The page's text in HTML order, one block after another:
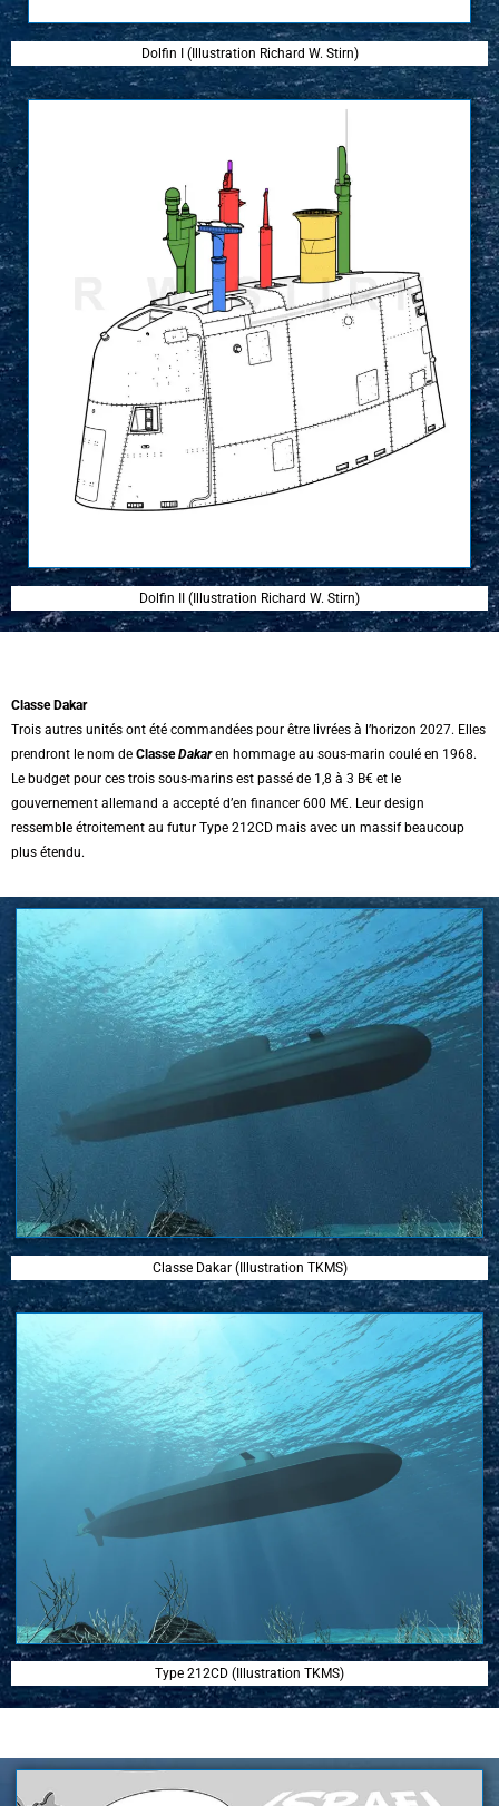
Dolfin I (Illustration Richard W. Stirn)
Dolfin II (Illustration Richard W. Stirn)
Classe Dakar
Trois autres unités ont été commandées pour être livrées à l’horizon 2027. Elles
prendront le nom de ClasseDakaren hommage au sous-marin coulé en 1968.
Le budget pour ces trois sous-marins est passé de 1,8 à 3 B€ et le
gouvernement allemand a accepté d’en financer 600 M€. Leur design
ressemble étroitement au futur Type 212CD mais avec un massif beaucoup
plus étendu.
Classe Dakar (Illustration TKMS)
Type 212CD (Illustration TKMS)